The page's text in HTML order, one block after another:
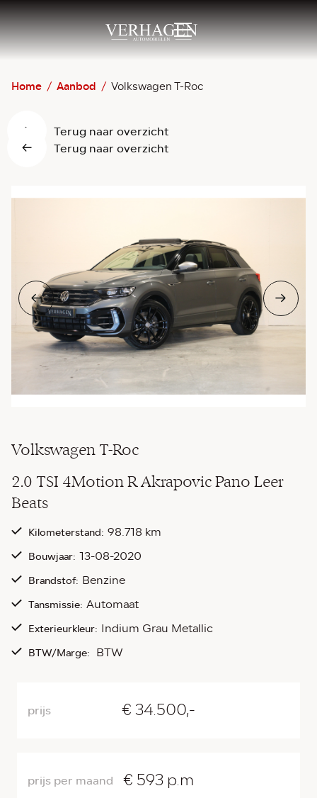
Home / Aanbod / Volkswagen T-Roc
Terug naar overzicht
Terug naar overzicht
Volkswagen T-Roc
2.0 TSI 4Motion R Akrapovic Pano Leer
Beats
Kilometerstand: 98.718 km
Bouwjaar: 13-08-2020
Brandstof: Benzine
Tansmissie: Automaat
Exterieurkleur: Indium Grau Metallic
BTW/Marge: BTW
prijs € 34.500,-
prijs per maand € 593 p.m